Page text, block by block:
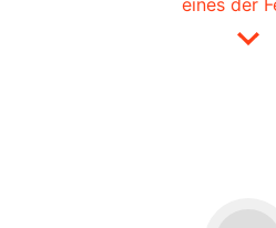
eines der